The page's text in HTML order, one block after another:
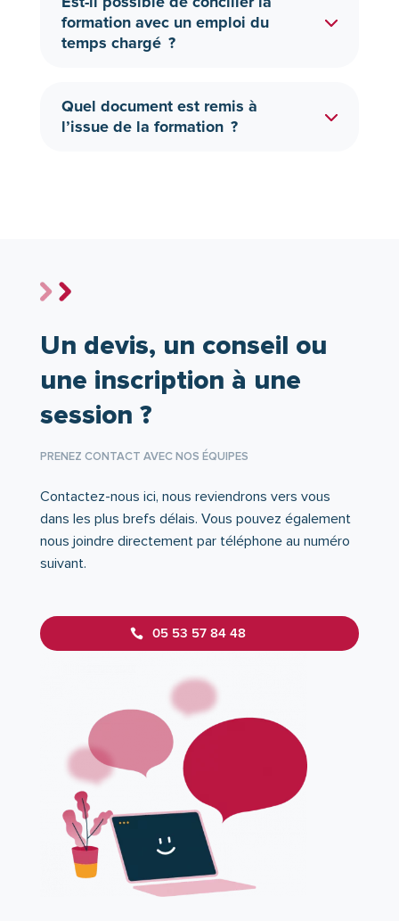
formation avec un emploi du
temps chargé ?
Quel document est remis à
l’issue de la formation ?
Un devis, un conseil ou
une inscription à une
session ?
PRENEZ CONTACT AVEC NOS ÉQUIPES
Contactez-nous ici, nous reviendrons vers vous
dans les plus brefs délais. Vous pouvez également
nous joindre directement par téléphone au numéro
suivant.
05 53 57 84 48